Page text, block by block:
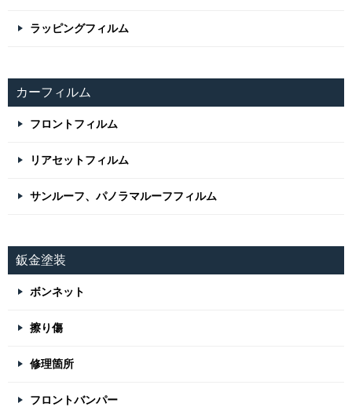
ラッピングフィルム
カーフィルム
フロントフィルム
リアセットフィルム
サンルーフ、パノラマルーフフィルム
鈑金塗装
ボンネット
擦り傷
修理箇所
フロントバンパー